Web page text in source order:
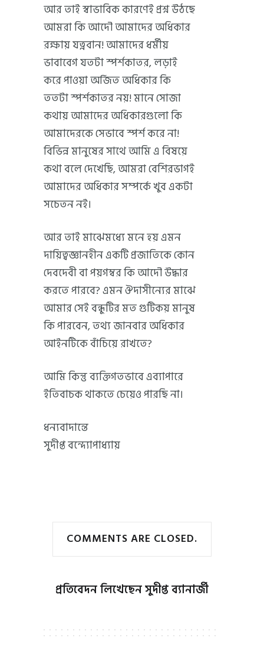
আর তাই স্বাভাবিক কারণেই প্রশ্ন উঠছে
আমরা কি আদৌ আমাদের অধিকার
রক্ষায় যত্নবান! আমাদের ধর্মীয়
ভাবাবেগ যতটা স্পর্শকাতর, লড়াই
করে পাওয়া অর্জিত অধিকার কি
ততটা স্পর্শকাতর নয়! মানে সোজা
কথায় আমাদের অধিকারগুলো কি
আমাদেরকে সেভাবে স্পর্শ করে না!
বিভিন্ন মানুষের সাথে আমি এ বিষয়ে
কথা বলে দেখেছি, আমরা বেশিরভাগই
আমাদের অধিকার সম্পর্কে খুব একটা
সচেতন নই।
আর তাই মাঝেমধ্যে মনে হয় এমন
দায়িত্বজ্ঞানহীন একটি প্রজাতিকে কোন
দেবদেবী বা পয়গম্বর কি আদৌ উদ্ধার
করতে পারবে? এমন ঔদাসীন্যের মাঝে
আমার সেই বন্ধুটির মত গুটিকয় মানুষ
কি পারবেন, তথ্য জানবার অধিকার
আইনটিকে বাঁচিয়ে রাখতে?
আমি কিন্তু ব্যক্তিগতভাবে এব্যাপারে
ইতিবাচক থাকতে চেয়েও পারছি না।
ধন্যবাদান্তে
সুদীপ্ত বন্দ্যোপাধ্যায়
COMMENTS ARE CLOSED.
প্রতিবেদন লিখেছেনসুদীপ্ত ব্যানার্জী